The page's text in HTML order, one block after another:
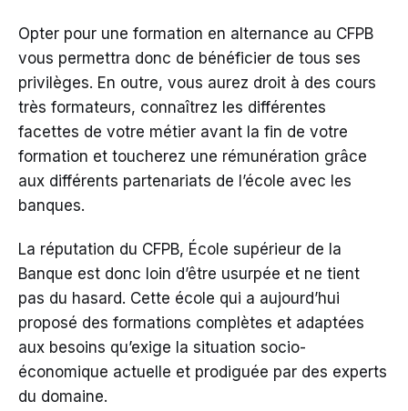
Opter pour une formation en alternance au CFPB
vous permettra donc de bénéficier de tous ses
privilèges. En outre, vous aurez droit à des cours
très formateurs, connaîtrez les différentes
facettes de votre métier avant la fin de votre
formation et toucherez une rémunération grâce
aux différents partenariats de l’école avec les
banques.
La réputation du CFPB, École supérieur de la
Banque est donc loin d’être usurpée et ne tient
pas du hasard. Cette école qui a aujourd’hui
proposé des formations complètes et adaptées
aux besoins qu’exige la situation socio-
économique actuelle et prodiguée par des experts
du domaine.